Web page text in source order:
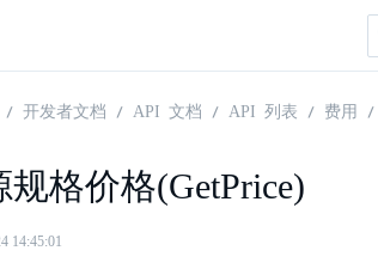
开发者文档 API 文档 API 列表 费用
格价格(GetPrice)
14:45:01